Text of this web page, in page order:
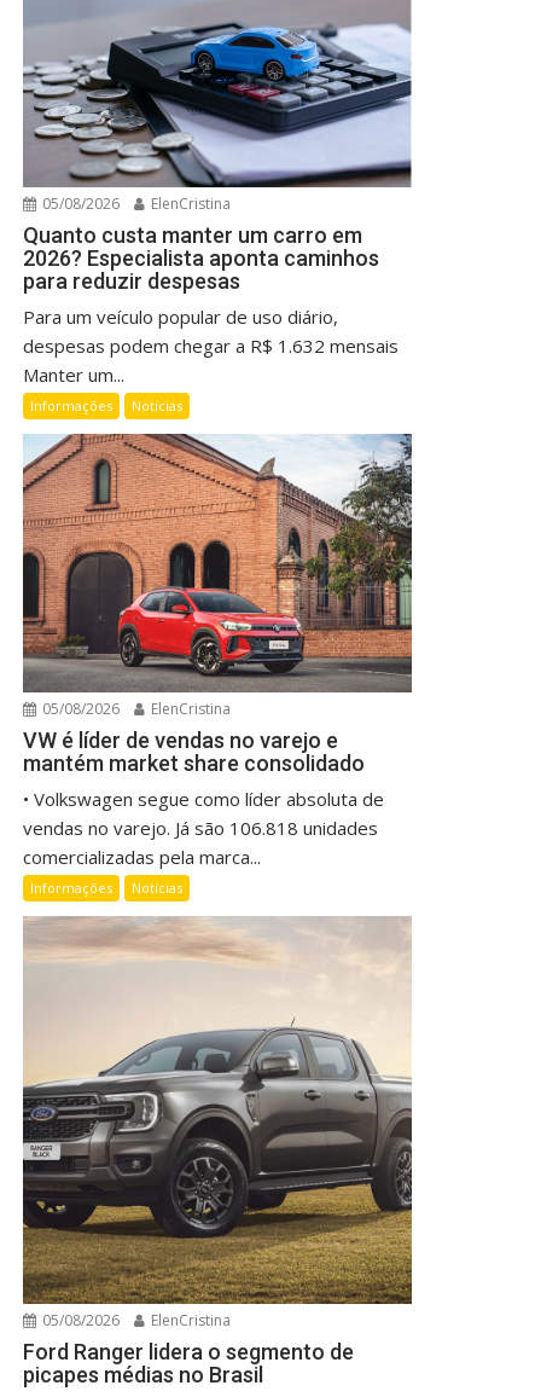
05/08/2026 ElenCristina
Quanto custa manter um carro em
2026? Especialista aponta caminhos
para reduzir despesas
Para um veículo popular de uso diário,
despesas podem chegar a R$ 1.632 mensais
Manter um...
Informações Notícias
05/08/2026 ElenCristina
VW é líder de vendas no varejo e
mantém market share consolidado
• Volkswagen segue como líder absoluta de
vendas no varejo. Já são 106.818 unidades
comercializadas pela marca...
Informações Notícias
05/08/2026 ElenCristina
Ford Ranger lidera o segmento de
picapes médias no Brasil